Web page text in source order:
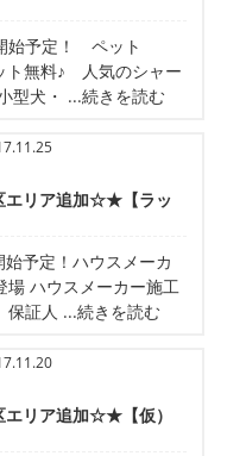
始予定！ ペット
無料♪ 人気のシャー
型犬・ ...続きを読む
リア追加☆★【ラッ
予定！ハウスメーカ
場 ハウスメーカー施工
証人 ...続きを読む
リア追加☆★【仮）